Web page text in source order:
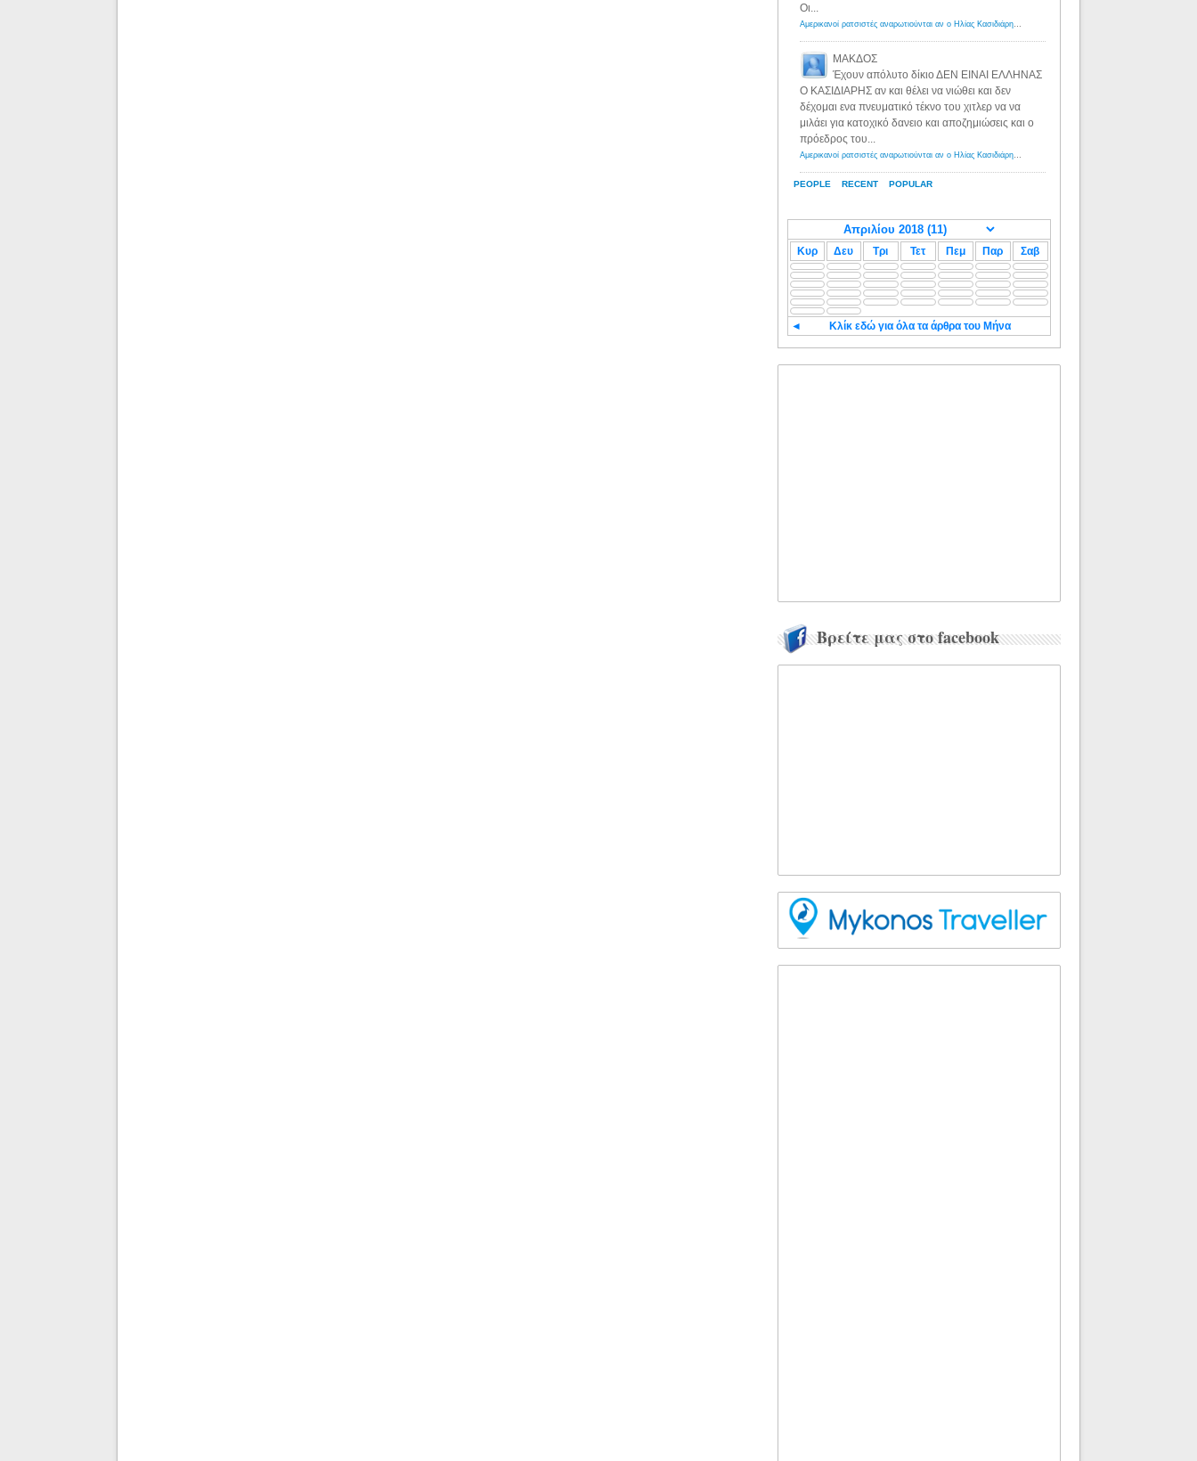
PEOPLE RECENT POPULAR
Οι...
Αμερικανοί ρατσιστές αναρωτιούνται αν ο Ηλίας Κασιδιάρης ανήκει στη λευκή φυλή... - Λόγιος Ερμής
ΜΑΚΔΟΣ
Έχουν απόλυτο δίκιο ΔΕΝ ΕΙΝΑΙ ΕΛΛΗΝΑΣ
Ο ΚΑΣΙΔΙΑΡΗΣ αν και θέλει να νιώθει και δεν
δέχομαι ενα πνευματικό τέκνο του χιτλερ να να
μιλάει για κατοχικό δανειο και αποζημιώσεις και ο
πρόεδρος του...
Αμερικανοί ρατσιστές αναρωτιούνται αν ο Ηλίας Κασιδιάρης ανήκει στη λευκή φυλή... - Λόγιος Ερμής
Κυρ Δευ Τρι Τετ Πεμ Παρ Σαβ
◄ Κλίκ εδώ για όλα τα άρθρα του Μήνα
Βρείτε μας στο facebook